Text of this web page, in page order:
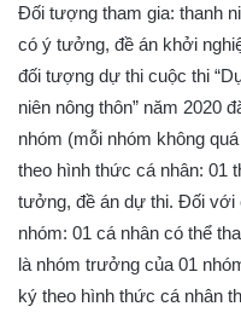
Đối tượng tham gia: thanh
có ý tưởng, đề án khởi
đối tượng dự thi cuộc thi
niên nông thôn” năm 2020
nhóm (mỗi nhóm không
theo hình thức cá nhân: 01
tưởng, đề án dự thi. Đối với
nhóm: 01 cá nhân có thể
là nhóm trưởng của 01
ký theo hình thức cá nhân